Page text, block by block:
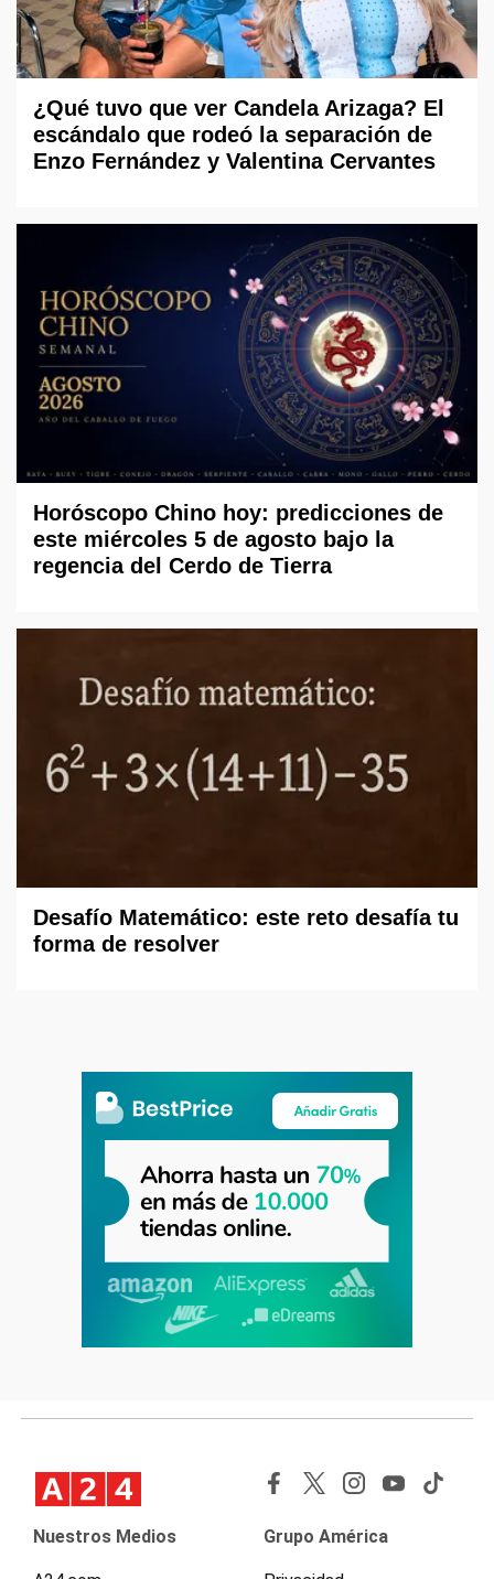
¿Qué tuvo que ver Candela Arizaga? El
escándalo que rodeó la separación de
Enzo Fernández y Valentina Cervantes
Horóscopo Chino hoy: predicciones de
este miércoles 5 de agosto bajo la
regencia del Cerdo de Tierra
Desafío Matemático: este reto desafía tu
forma de resolver
Nuestros Medios Grupo América